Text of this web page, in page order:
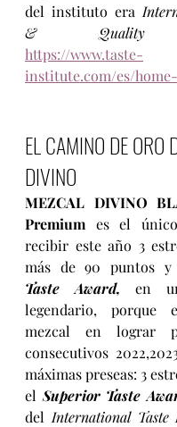
del instituto era
& Quality
https://www.taste-
institute.com/es/
EL CAMINO DE ORO
DIVINO
MEZCAL DIVINO
Premium es el
recibir este año 3
más de 90 puntos
Taste Award, en
legendario, porque
mezcal en lograr
consecutivos
máximas preseas: 3
el Superior Taste
del International Taste